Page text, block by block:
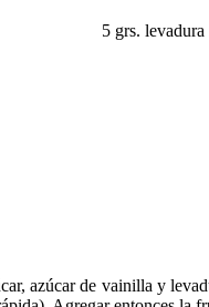
5 grs.
azúcar de vainilla y